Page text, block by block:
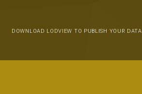
DOWNLOAD LODVIEW TO PUBLISH YOUR DATA